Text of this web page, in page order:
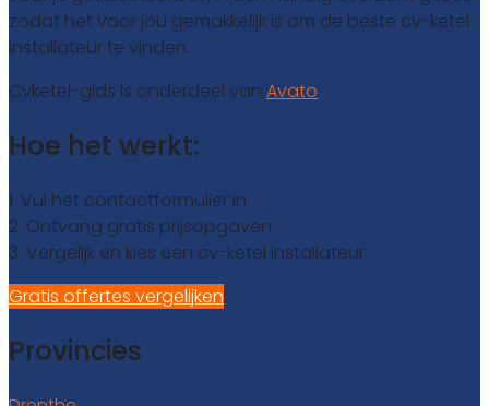
zodat het voor jou gemakkelijk is om de beste cv-ketel
installateur te vinden.
Cvketel-gids is onderdeel van Avato
Hoe het werkt:
1. Vul het contactformulier in
2. Ontvang gratis prijsopgaven
3. Vergelijk en kies een cv-ketel installateur
Gratis offertes vergelijken
Provincies